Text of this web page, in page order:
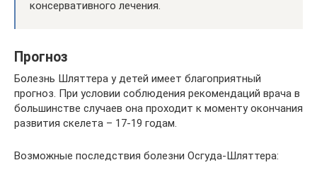
консервативного лечения.
Прогноз
Болезнь Шляттера у детей имеет благоприятный
прогноз. При условии соблюдения рекомендаций врача в
большинстве случаев она проходит к моменту окончания
развития скелета – 17-19 годам.
Возможные последствия болезни Осгуда-Шляттера: